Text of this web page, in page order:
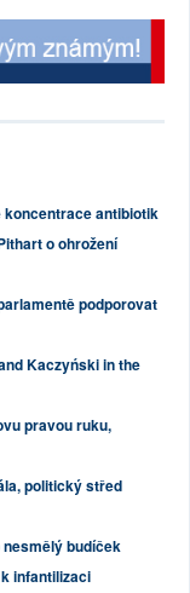
koncentrace antibiotik
o ohrožení
podporovat
Kaczyński in the
pravou ruku,
politický střed
budíček
infantilizaci